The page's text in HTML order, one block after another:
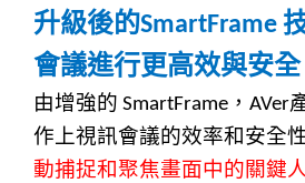
升級後的SmartFrame
會議進行更高效與安全
由增強的 SmartFrame ， AVer
作上視訊會議的效率和安全
動捕捉和聚焦畫面中的關鍵